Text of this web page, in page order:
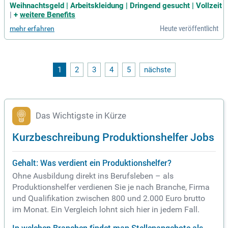
Maschinenbediener (m/w/d) in Hamburg! Wir suchen dich z
ur Herstellung von Leuchtstreifen für Flugzeuge mit hervorra
fitiere von einer 500 Euro Startprämie und attraktiven Benefi
ts wie Urlaubs- und Weihnachtsgeld. Flexibel arbeitest du in
nen Vorteil auf dem Hamburger Jobmarkt. Bewirb dich jetzt
und starte deine Zukunft in einem spannenden Umfeld!
Weihnachtsgeld | Arbeitskleidung | Dringend gesucht | Vollzeit
+ weitere Benefits
mehr erfahren Heute veröffentlicht
1 2 3 4 5 nächste
Das Wichtigste in Kürze
Kurzbeschreibung Produktionshelfer Jobs
Gehalt: Was verdient ein Produktionshelfer?
Ohne Ausbildung direkt ins Berufsleben – als
Produktionshelfer verdienen Sie je nach Branche, Firma
und Qualifikation zwischen 800 und 2.000 Euro brutto
im Monat. Ein Vergleich lohnt sich hier in jedem Fall.